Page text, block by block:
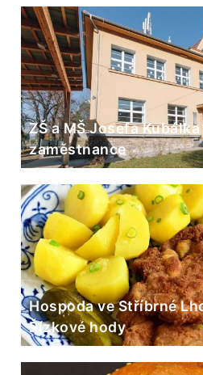
ZŠ a MŠ Josefa
zaměstnance
Hospoda ve Stříbrné
Řízkové hody